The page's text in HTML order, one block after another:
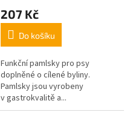
207 Kč
Do košíku
Funkční pamlsky pro psy
doplněné o cílené byliny.
Pamlsky jsou vyrobeny
v gastrokvalitě a...